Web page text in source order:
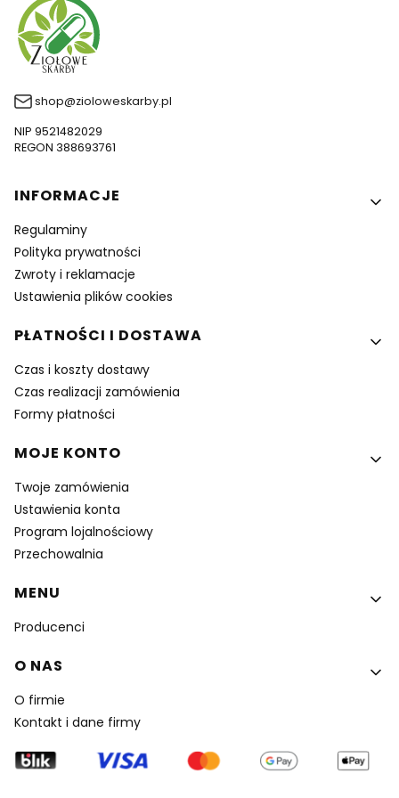
shop@zioloweskarby.pl
NIP 9521482029
REGON 388693761
Linki w stopce
INFORMACJE
Regulaminy
Polityka prywatności
Zwroty i reklamacje
Ustawienia plików cookies
PŁATNOŚCI I DOSTAWA
Czas i koszty dostawy
Czas realizacji zamówienia
Formy płatności
MOJE KONTO
Twoje zamówienia
Ustawienia konta
Program lojalnościowy
Przechowalnia
MENU
Producenci
O NAS
O firmie
Kontakt i dane firmy